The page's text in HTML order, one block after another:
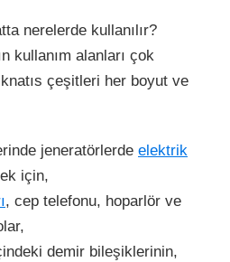
nerelerde kullanılır?
kullanım alanları çok
çeşitleri her boyut ve
jeneratörlerde elektrik
için,
, cep telefonu, hoparlör ve
demir bileşiklerinin,